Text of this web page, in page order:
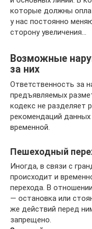
которые должны
у нас постоянно
сторону увеличения…
Возможные
за них
Ответственность за
предъявляемых
кодекс не разделяет
рекомендаций
временной.
Пешеходный
Иногда, в связи с
происходит и
перехода. В
— остановка или
же действий перед
запрещено.